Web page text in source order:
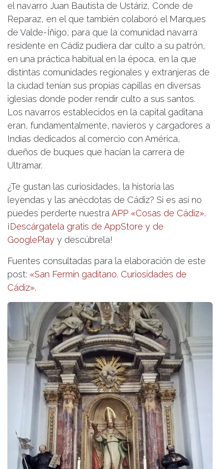
el navarro Juan Bautista de Ustáriz, Conde de
Reparaz, en el que también colaboró el Marques
de Valde-Íñigo, para que la comunidad navarra
residente en Cádiz pudiera dar culto a su patrón,
en una práctica habitual en la época, en la que
distintas comunidades regionales y extranjeras de
la ciudad tenían sus propias capillas en diversas
iglesias donde poder rendir culto a sus santos.
Los navarros establecidos en la capital gaditana
eran, fundamentalmente, navieros y cargadores a
Indias dedicados al comercio con América,
dueños de buques que hacían la carrera de
Ultramar.
¿Te gustan las curiosidades, la historia las
leyendas y las anécdotas de Cádiz? Si es así no
puedes perderte nuestra APP «Cosas de Cádiz».
¡Descárgatela gratis de AppStore y de
GooglePlay y descúbrela!
Fuentes consultadas para la elaboración de este
post: «San Fermín gaditano. Curiosidades de
Cádiz».